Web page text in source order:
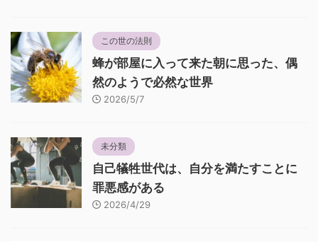
この世の法則
蜂が部屋に入って来た朝に思った、偶
然のようで必然な世界
2026/5/7
未分類
自己犠牲世代は、自分を満たすことに
罪悪感がある
2026/4/29